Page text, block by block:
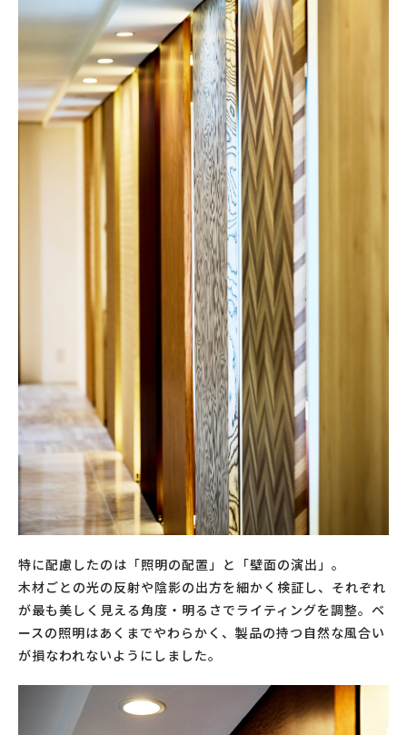
特に配慮したのは「照明の配置」と「壁面の演出」。
木材ごとの光の反射や陰影の出方を細かく検証し、それぞれ
が最も美しく見える角度・明るさでライティングを調整。ベ
ースの照明はあくまでやわらかく、製品の持つ自然な風合い
が損なわれないようにしました。